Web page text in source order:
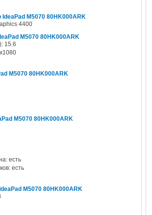
M5070 80HK000ARK
4400
M5070 80HK000ARK
15.6
M5070 80HK000ARK
M5070 80HK000ARK
есть
есть
M5070 80HK000ARK